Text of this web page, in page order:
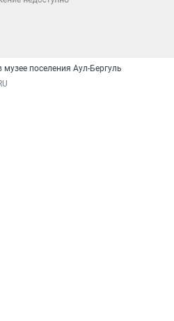
поселения Аул-Бергуль